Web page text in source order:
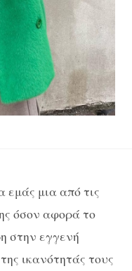
εμάς μια από τις
όσον αφορά το
στην εγγενή
ικανότητάς τους